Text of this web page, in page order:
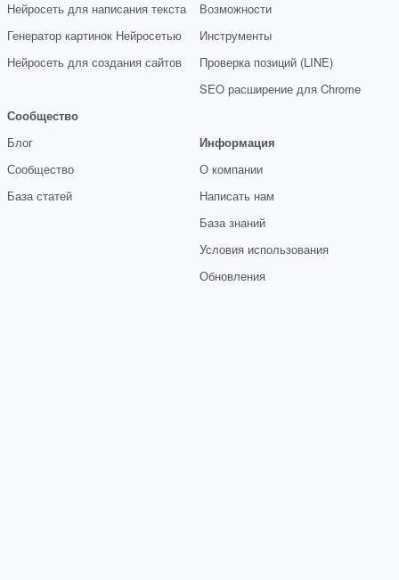
Нейросеть для написания текста
Генератор картинок Нейросетью
Нейросеть для создания сайтов
Сообщество
Блог
Сообщество
База статей
Возможности
Инструменты
Проверка позиций (LINE)
SEO расширение для Chrome
Информация
О компании
Написать нам
База знаний
Условия использования
Обновления